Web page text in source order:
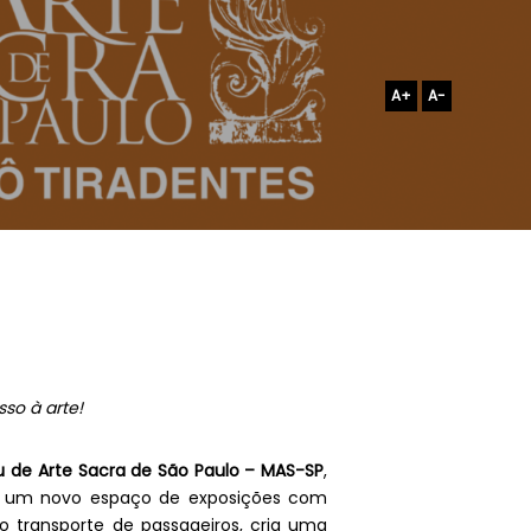
A+ A-
à arte!
de Arte Sacra de São Paulo – MAS-SP,
novo espaço de exposições com
transporte de passageiros, cria uma